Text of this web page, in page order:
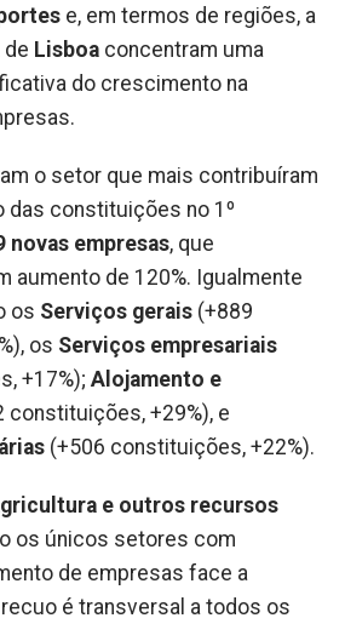
e, em termos de regiões, a
de Lisboa concentram uma
do crescimento na
o setor que mais contribuíram
das constituições no 1º
novas empresas, que
aumento de 120%. Igualmente
os Serviços gerais (+889
os Serviços empresariais
+17%); Alojamento e
constituições, +29%), e
(+506 constituições, +22%).
e outros recursos
os únicos setores com
de empresas face a
recuo é transversal a todos os